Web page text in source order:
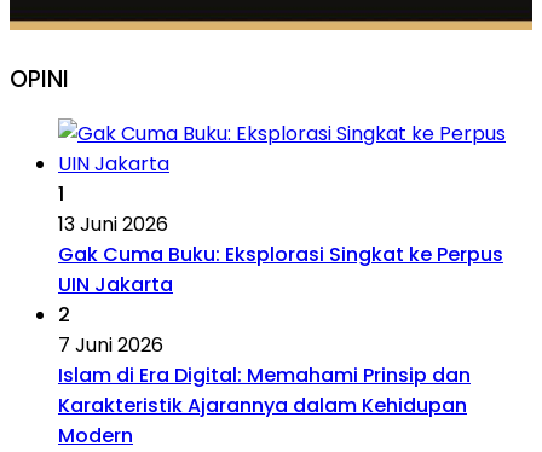
OPINI
1
13 Juni 2026
Gak Cuma Buku: Eksplorasi Singkat ke Perpus
UIN Jakarta
2
7 Juni 2026
Islam di Era Digital: Memahami Prinsip dan
Karakteristik Ajarannya dalam Kehidupan
Modern